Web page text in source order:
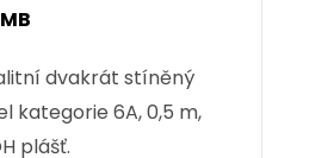
dvakrát stíněný
kategorie 6A, 0,5 m,
plášť.